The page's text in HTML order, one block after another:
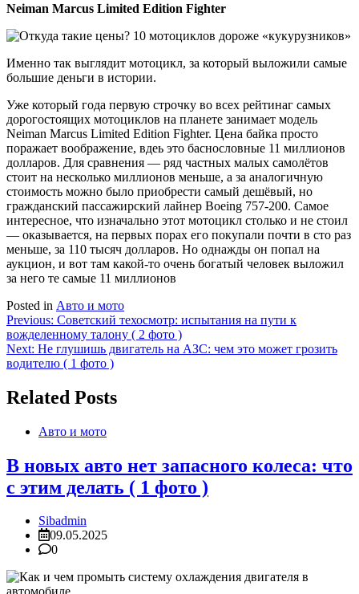
Neiman Marcus Limited Edition Fighter
Именно так выглядит мотоцикл, за который выложили самые
большие деньги в истории.
Уже который года первую строчку во всех рейтинаг самых
дорогостоящих мотоциклов на планете занимает модель
Neiman Marcus Limited Edition Fighter. Цена байка просто
поражает воображение, вдеь это баснословные 11 миллионов
долларов. Для сравнения — ряд частных малых самолётов
стоит на несколько миллионов меньше, а за аналогичную
стоимость можно было приобрести самый дешёвый, но
гражданский пассажирский лайнер Boeing 757-200. Самое
интересное, что изначально этот мотоцикл столько и не стоил
— оказывается, на первых порах его покупали почти в сто раз
меньше, за 110 тысяч долларов. Но однажды он попал на
аукцион, и вот там какой-то очень богатый человек выложил
за него те самые 11 миллионов
Posted in Авто и мото
Навигация
по
записям
Previous: Советский техосмотр: испытания на пути к
вожделенному талону ( 2 фото )
Next: Не глушишь двигатель на АЗС: чем это может грозить
водителю ( 1 фото )
Related Posts
Авто и мото
В новых авто нет запасного колеса: что
с этим делать ( 1 фото )
Sibadmin
09.05.2025
0